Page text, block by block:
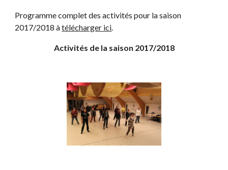
Programme complet des activités pour la saison
2017/2018 à télécharger ici.
Activités de la saison 2017/2018